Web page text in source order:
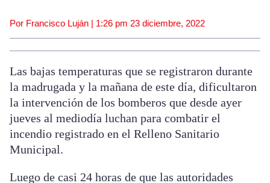
Por Francisco Luján | 1:26 pm 23 diciembre, 2022
Las bajas temperaturas que se registraron durante
la madrugada y la mañana de este día, dificultaron
la intervención de los bomberos que desde ayer
jueves al mediodía luchan para combatir el
incendio registrado en el Relleno Sanitario
Municipal.
Luego de casi 24 horas de que las autoridades